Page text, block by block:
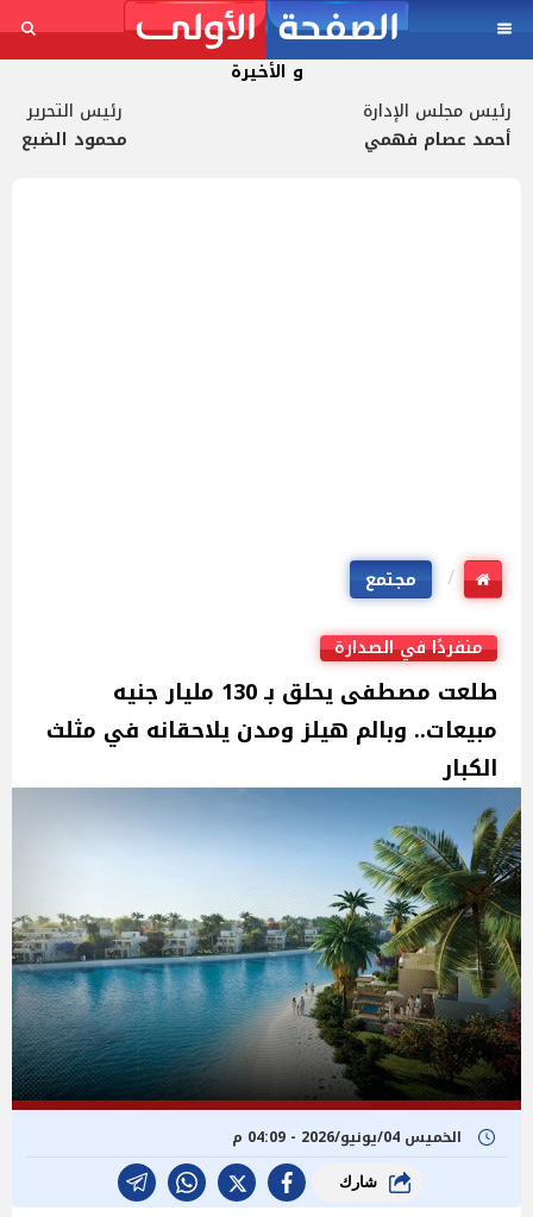
و الأخيرة
رئيس مجلس الإدارة
أحمد عصام فهمي
رئيس التحرير
محمود الضبع
مجتمع
منفردًا في الصدارة
طلعت مصطفى يحلق بـ 130 مليار جنيه
مبيعات.. وبالم هيلز ومدن يلاحقانه في مثلث
الكبار
الخميس 04/يونيو/2026 - 04:09 م
شارك